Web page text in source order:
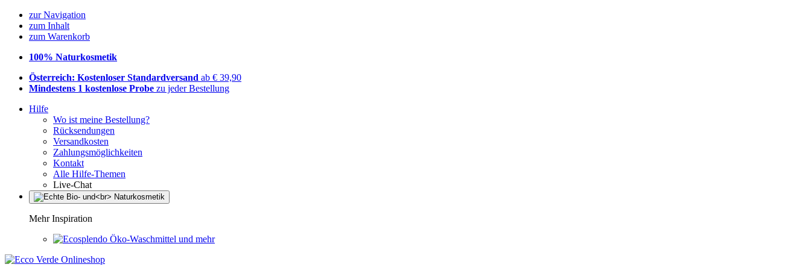
zur Navigation
zum Inhalt
zum Warenkorb
100% Naturkosmetik
Österreich: Kostenloser Standardversand ab € 39,90
Mindestens 1 kostenlose Probe zu jeder Bestellung
Hilfe
Wo ist meine Bestellung?
Rücksendungen
Versandkosten
Zahlungsmöglichkeiten
Kontakt
Alle Hilfe-Themen
Live-Chat
Mehr Inspiration
Öko-Waschmittel und mehr